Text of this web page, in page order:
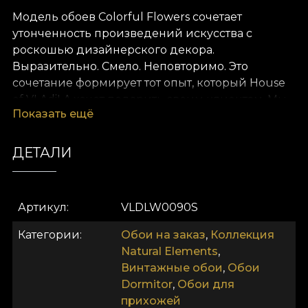
Модель обоев Colorful Flowers сочетает
утонченность произведений искусства с
роскошью дизайнерского декора.
Выразительно. Смело. Неповторимо. Это
сочетание формирует тот опыт, который House
of VLAdiLA хочет подарить своим клиентам. Мы
переосмысливаем комфорт как само собой
виде уникальных обоев, созданных вручную
изготовлена на основе Vlies. Это нетканый
материал, очень прочный и долговечный. Мы
предлагаем три разные текстуры, чтобы вы
могли выбрать ощущение, которое принесёте в
дом. Фактура Smooth — матовая, гладкая и
приятная на ощупь. Фактура Canvas создаёт
Показать ещё
ДЕТАЛИ
Артикул VLDLW0090S
Категории Обои на заказ, Коллекция
Natural Elements,
Винтажные обои, Обои
Dormitor, Обои для
прихожей